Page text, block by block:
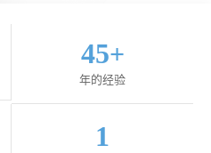
45+
年的经验
1